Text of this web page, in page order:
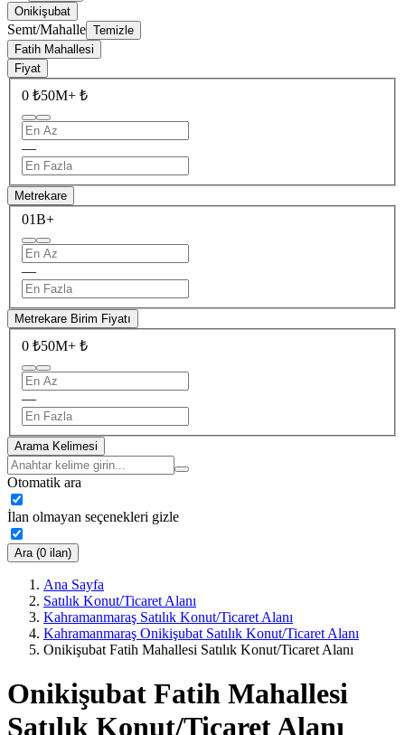
Onikişubat
Semt/Mahalle Temizle
Fatih Mahallesi
Fiyat
0 ₺50M+ ₺
—
Metrekare
01B+
—
Metrekare Birim Fiyatı
0 ₺50M+ ₺
—
Arama Kelimesi
Otomatik ara
İlan olmayan seçenekleri gizle
Ara (0 ilan)
Ana Sayfa
Satılık Konut/Ticaret Alanı
Kahramanmaraş Satılık Konut/Ticaret Alanı
Kahramanmaraş Onikişubat Satılık Konut/Ticaret Alanı
Onikişubat Fatih Mahallesi Satılık Konut/Ticaret Alanı
Onikişubat Fatih Mahallesi
Satılık Konut/Ticaret Alanı